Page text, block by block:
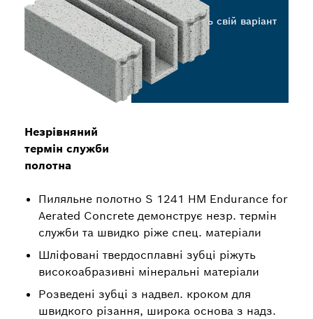
Незрівняний
термін служби
полотна
Пиляльне полотно S 1241 HM Endurance for
Aerated Concrete демонструє незр. термін
служби та швидко ріже спец. матеріали
Шліфовані твердосплавні зубці ріжуть
високоабразивні мінеральні матеріали
Розведені зубці з надвел. кроком для
швидкого різання, широка основа з надз.
Виберіть свій варіант